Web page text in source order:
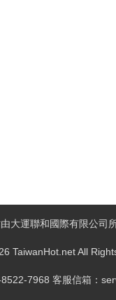
大運聯和國際有限公司
TaiwanHot.net All
7968 客服信箱：